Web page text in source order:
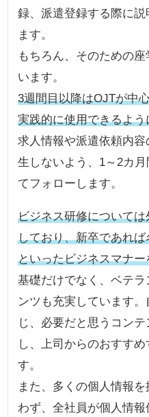
録、派遣登録する際に
ます。
もちろん、そのための
います。
3週間目以降はOJTが中
実践的に使用できるよ
求人情報や派遣依頼内
生しないよう、1～2カ
てフォローします。
ビジネス研修について
しており、新卒であれ
といったビジネスマナ
基礎だけでなく、ベテ
ンツも充実しています
じ、必要だと思うコン
し、上司からのおすす
す。
また、多くの個人情報
わず、全社員が個人情